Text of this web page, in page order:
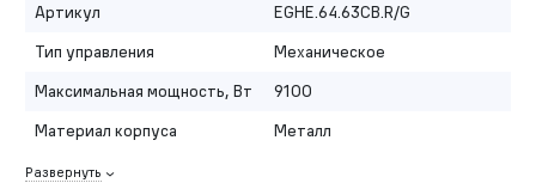
Артикул
EGHE.64.63CB.R/G
Тип управления
Механическое
Максимальная мощность, Вт
9100
Материал корпуса
Металл
Развернуть